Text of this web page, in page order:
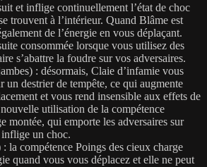
et inflige continuellement l’état de choc
trouvent à l’intérieur. Quand Blâme est
de l’énergie en vous déplaçant.
consommée lorsque vous utilisez des
s’abattre la foudre sur vos adversaires.
: désormais, Claie d’infamie vous
un destrier de tempête, ce qui augmente
et vous rend insensible aux effets de
utilisation de la compétence
montée, qui emporte les adversaires sur
un choc.
: la compétence Poings des cieux charge
quand vous vous déplacez et elle ne peut